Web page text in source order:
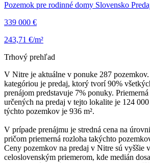
Pozemok pre rodinné domy Slovensko
339 000 €
243,71 €/m²
Trhový prehľad
V Nitre je aktuálne v ponuke 287
kategóriou je predaj, ktorý tvorí 90%
prenájom predstavuje 7% ponuky.
určených na predaj v tejto lokalite je 124
týchto pozemkov je 936 m².
V prípade prenájmu je stredná cena na
pričom priemerná rozloha takýchto
Ceny pozemkov na predaj v Nitre sú vyššie
celoslovenským priemerom, kde medián